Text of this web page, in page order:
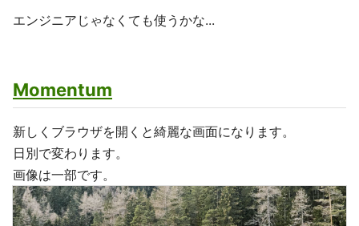
エンジニアじゃなくても使うかな...
Momentum
新しくブラウザを開くと綺麗な画面になります。
日別で変わります。
画像は一部です。